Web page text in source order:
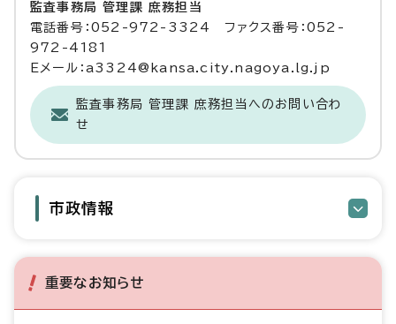
監査事務局 管理課 庶務担当
電話番号：052-972-3324 ファクス番号：052-
972-4181
Eメール：a3324@kansa.city.nagoya.lg.jp
監査事務局 管理課 庶務担当へのお問い合わ
せ
市政情報
重要なお知らせ